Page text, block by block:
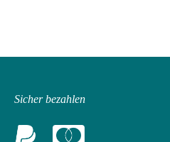
Sicher bezahlen